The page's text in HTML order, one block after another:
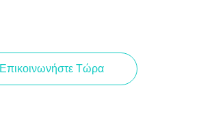
Επικοινωνήστε Τώρα